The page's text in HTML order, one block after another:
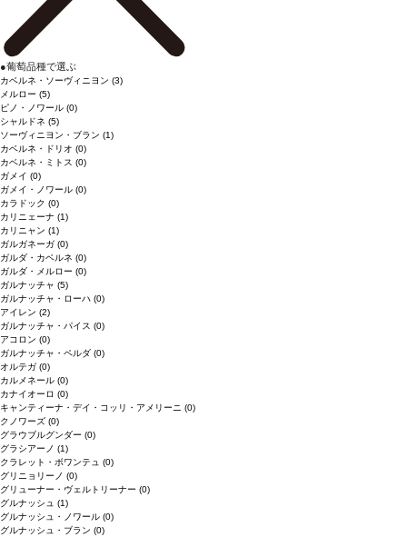
●葡萄品種で選ぶ
カベルネ・ソーヴィニヨン (3)
メルロー (5)
ピノ・ノワール (0)
シャルドネ (5)
ソーヴィニヨン・ブラン (1)
カベルネ・ドリオ (0)
カベルネ・ミトス (0)
ガメイ (0)
ガメイ・ノワール (0)
カラドック (0)
カリニェーナ (1)
カリニャン (1)
ガルガネーガ (0)
ガルダ・カベルネ (0)
ガルダ・メルロー (0)
ガルナッチャ (5)
ガルナッチャ・ローハ (0)
アイレン (2)
ガルナッチャ・パイス (0)
アコロン (0)
ガルナッチャ・ペルダ (0)
オルテガ (0)
カルメネール (0)
カナイオーロ (0)
キャンティーナ・デイ・コッリ・アメリーニ (0)
クノワーズ (0)
グラウブルグンダー (0)
グラシアーノ (1)
クラレット・ボワンテュ (0)
グリニョリーノ (0)
グリューナー・ヴェルトリーナー (0)
グルナッシュ (1)
グルナッシュ・ノワール (0)
グルナッシュ・ブラン (0)